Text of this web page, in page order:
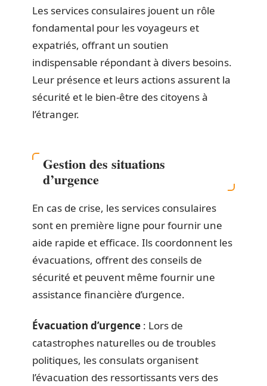
Les services consulaires jouent un rôle
fondamental pour les voyageurs et
expatriés, offrant un soutien
indispensable répondant à divers besoins.
Leur présence et leurs actions assurent la
sécurité et le bien-être des citoyens à
l’étranger.
Gestion des situations
d’urgence
En cas de crise, les services consulaires
sont en première ligne pour fournir une
aide rapide et efficace. Ils coordonnent les
évacuations, offrent des conseils de
sécurité et peuvent même fournir une
assistance financière d’urgence.
Évacuation d’urgence : Lors de
catastrophes naturelles ou de troubles
politiques, les consulats organisent
l’évacuation des ressortissants vers des